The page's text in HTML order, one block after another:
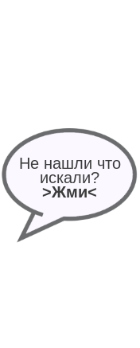
Не нашли что
искали?
>Жми<